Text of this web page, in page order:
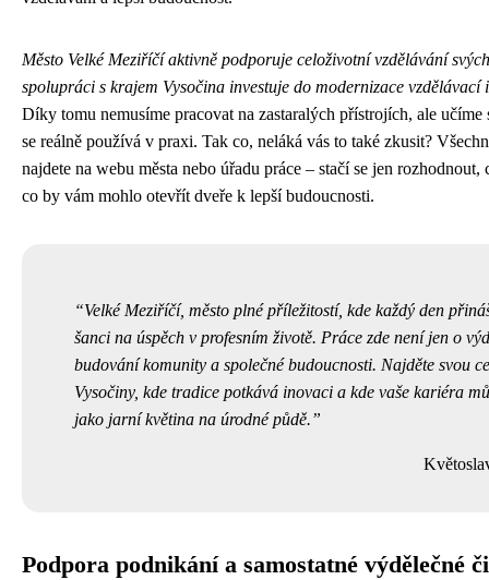
Město Velké Meziříčí aktivně podporuje celoživotní vzdělávání
spolupráci s krajem Vysočina investuje do modernizace vzdělávací
Díky tomu nemusíme pracovat na zastaralých přístrojích, ale učíme
se reálně používá v praxi. Tak co, neláká vás to také zkusit?
najdete na webu města nebo úřadu práce – stačí se jen rozhodnout,
co by vám mohlo otevřít dveře k lepší budoucnosti.
Velké Meziříčí, město plné příležitostí, kde každý den
šanci na úspěch v profesním životě. Práce zde není jen o
budování komunity a společné budoucnosti. Najděte svou
Vysočiny, kde tradice potkává inovaci a kde vaše kariéra
jako jarní květina na úrodné půdě.
Podpora podnikání a samostatné výdělečné